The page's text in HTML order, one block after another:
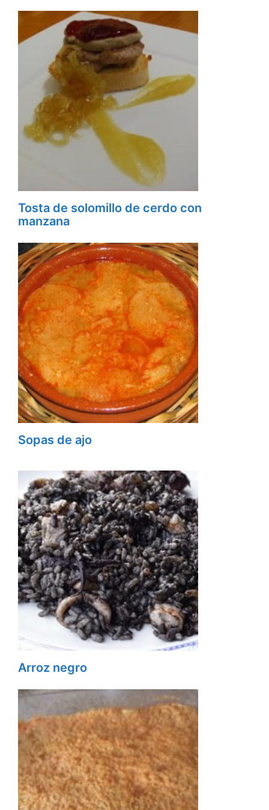
Tosta de solomillo de cerdo con
manzana
Sopas de ajo
Arroz negro